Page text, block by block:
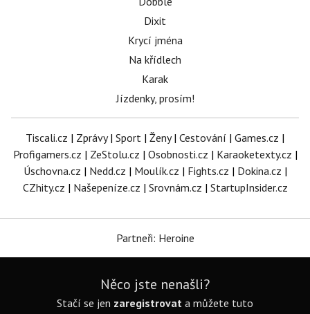
Dixit
Krycí jména
Na křídlech
Karak
Jízdenky, prosím!
Tiscali.cz | Zprávy| Sport | Ženy| Cestování | Games.cz |
Profigamers.cz | ZeStolu.cz | Osobnosti.cz | Karaoketexty.cz |
Úschovna.cz | Nedd.cz | Moulík.cz | Fights.cz | Dokina.cz |
CZhity.cz | Našepeníze.cz | Srovnám.cz | StartupInsider.cz
Partneři: Heroine
Něco jste nenašli?
Stačí se jen zaregistrovat a můžete tuto